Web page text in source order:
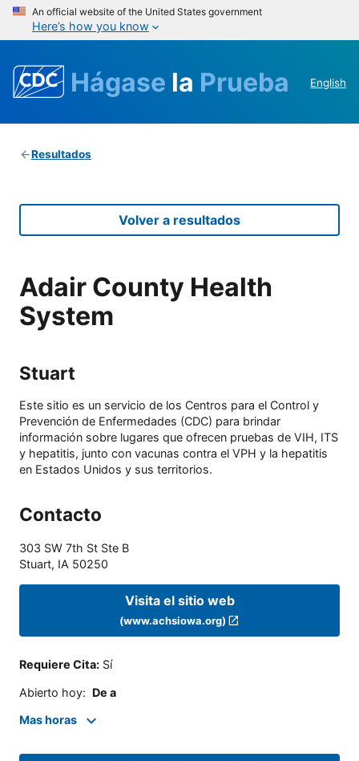
An official website of the United States government
Here’s how you know
Hágase la Prueba English
Resultados
Volver a resultados
Adair County Health
System
Stuart
Este sitio es un servicio de los Centros para el Control y
Prevención de Enfermedades (CDC) para brindar
información sobre lugares que ofrecen pruebas de VIH, ITS
y hepatitis, junto con vacunas contra el VPH y la hepatitis
en Estados Unidos y sus territorios.
Contacto
303 SW 7th St Ste B
Stuart, IA 50250
Visita el sitio web
(www.achsiowa.org)
Requiere Cita: Sí
Abierto hoy: De a
Mas horas